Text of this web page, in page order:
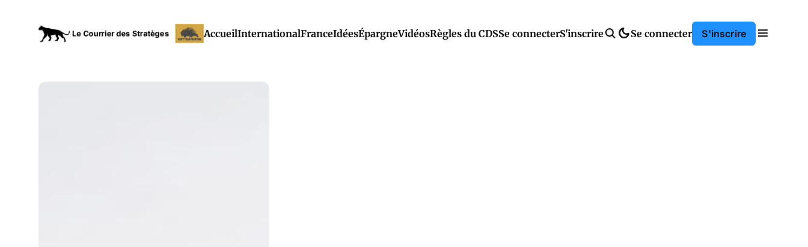
AccueilInternationalFranceIdéesÉpargneVidéosRègles du CDSSe connecterS'inscrire Se connecter S'inscrire